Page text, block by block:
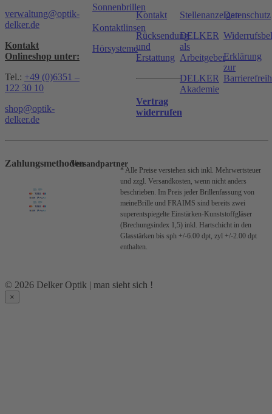
verwaltung@optik-
delker.de
Kontakt
Onlineshop unter:
Tel.: +49 (0)6351 –
122 30 10
shop@optik-
delker.de
Sonnenbrillen
Kontaktlinsen
Hörsysteme
Kontakt
Rücksendung
und
Erstattung
Vertrag
widerrufen
Stellenanzeigen
DELKER
als
Arbeitgeber
DELKER
Akademie
Datenschutz
Erklärung
zur
ZahlungsmethodenVersandpartner
* Alle Preise verstehen sich inkl. Mehrwertsteuer
und zzgl. Versandkosten, wenn nicht anders
beschrieben. Im Preis jeder Brillenfassung von
meineBrille und FRAIMS sind bereits zwei
superentspiegelte Einstärken-Kunststoffgläser
(Brechungsindex 1,5) inkl. Hartschicht in den
Glasstärken bis sph +/-6.00 dpt, zyl +/-2.00 dpt
enthalten.
© 2026 Delker Optik | man sieht sich !
×